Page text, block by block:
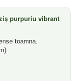
purpuriu vibrant
toamna.